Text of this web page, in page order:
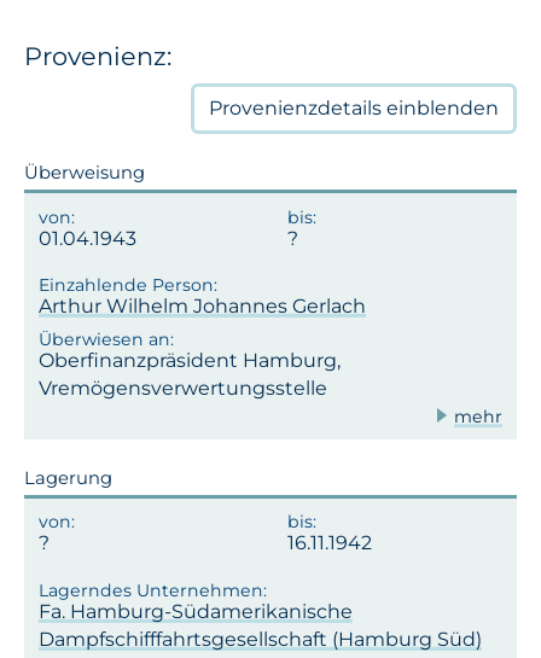
Provenienz:
Provenienzdetails einblenden
Überweisung
01.04.1943
Arthur Wilhelm Johannes Gerlach
Oberfinanzpräsident Hamburg,
Vremögensverwertungsstelle
mehr
Lagerung
16.11.1942
Fa. Hamburg-Südamerikanische
Dampfschifffahrtsgesellschaft (Hamburg Süd)